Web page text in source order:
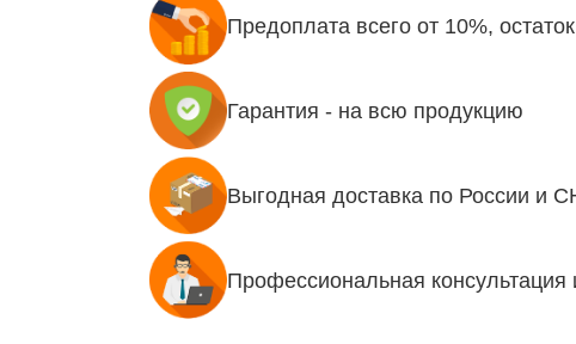
Предоплата всего от 10%,
Гарантия - на всю продукцию
Выгодная доставка по России и
Профессиональная